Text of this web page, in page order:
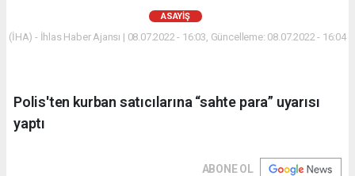
ASAYIŞ
(İHA) - İhlas Haber Ajansı | 08.07.2022 - 16:03, Güncelleme: 08.07.2022 - 16:04
Polis'ten kurban satıcılarına “sahte para” uyarısı
yaptı
ABONE OL